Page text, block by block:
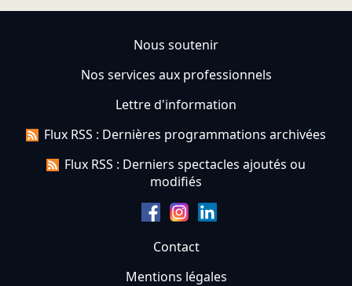
Nous soutenir
Nos services aux professionnels
Lettre d'information
Flux RSS : Dernières programmations archivées
Flux RSS : Derniers spectacles ajoutés ou
modifiés
Contact
Mentions légales